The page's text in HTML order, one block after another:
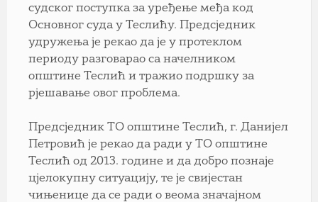
судског поступка за уређење међа код
Основног суда у Теслићу. Предсједник
удружења је рекао да је у протеклом
периоду разговарао са начелником
општине Теслић и тражио подршку за
рјешавање овог проблема.
Предсједник ТО општине Теслић, г. Данијел
Петровић је рекао да ради у ТО општине
Теслић од 2013. године и да добро познаје
цјелокупну ситуацију, те је свијестан
чињенице да се ради о веома значајном